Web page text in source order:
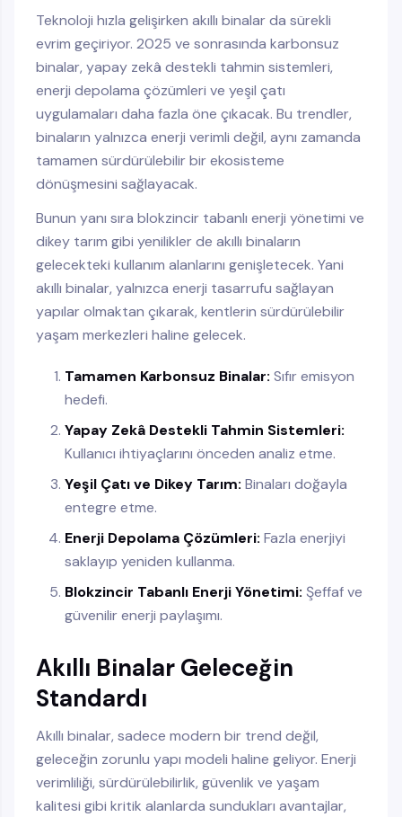
Teknoloji hızla gelişirken akıllı binalar da sürekli
evrim geçiriyor. 2025 ve sonrasında karbonsuz
binalar, yapay zekâ destekli tahmin sistemleri,
enerji depolama çözümleri ve yeşil çatı
uygulamaları daha fazla öne çıkacak. Bu trendler,
binaların yalnızca enerji verimli değil, aynı zamanda
tamamen sürdürülebilir bir ekosisteme
dönüşmesini sağlayacak.
Bunun yanı sıra blokzincir tabanlı enerji yönetimi ve
dikey tarım gibi yenilikler de akıllı binaların
gelecekteki kullanım alanlarını genişletecek. Yani
akıllı binalar, yalnızca enerji tasarrufu sağlayan
yapılar olmaktan çıkarak, kentlerin sürdürülebilir
yaşam merkezleri haline gelecek.
Tamamen Karbonsuz Binalar: Sıfır emisyon
hedefi.
Yapay Zekâ Destekli Tahmin Sistemleri:
Kullanıcı ihtiyaçlarını önceden analiz etme.
Yeşil Çatı ve Dikey Tarım: Binaları doğayla
entegre etme.
Enerji Depolama Çözümleri: Fazla enerjiyi
saklayıp yeniden kullanma.
Blokzincir Tabanlı Enerji Yönetimi: Şeffaf ve
güvenilir enerji paylaşımı.
Akıllı Binalar Geleceğin
Standardı
Akıllı binalar, sadece modern bir trend değil,
geleceğin zorunlu yapı modeli haline geliyor. Enerji
verimliliği, sürdürülebilirlik, güvenlik ve yaşam
kalitesi gibi kritik alanlarda sundukları avantajlar,